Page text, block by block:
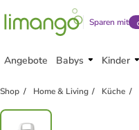
Sparen mit
Angebote Babys Kinder
Shop Home & Living Küche